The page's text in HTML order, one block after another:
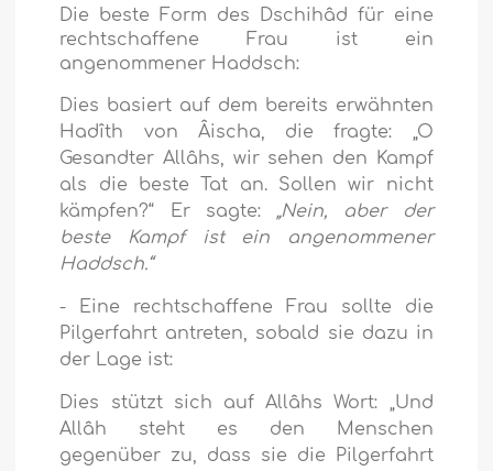
Die beste Form des Dschihâd für eine
rechtschaffene Frau ist ein
angenommener Haddsch:
Dies basiert auf dem bereits erwähnten
Hadîth von Âischa, die fragte: „O
Gesandter Allâhs, wir sehen den Kampf
als die beste Tat an. Sollen wir nicht
kämpfen?“ Er sagte: „Nein, aber der
beste Kampf ist ein angenommener
Haddsch.“
- Eine rechtschaffene Frau sollte die
Pilgerfahrt antreten, sobald sie dazu in
der Lage ist:
Dies stützt sich auf Allâhs Wort: „Und
Allâh steht es den Menschen
gegenüber zu, dass sie die Pilgerfahrt